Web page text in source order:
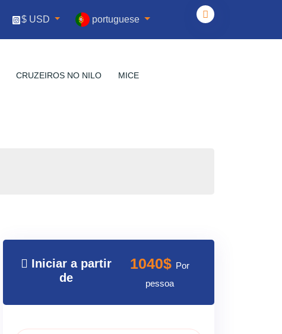
$ USD portuguese
CRUZEIROS NO NILO MICE
Iniciar a partir
de
1040$ Por
pessoa